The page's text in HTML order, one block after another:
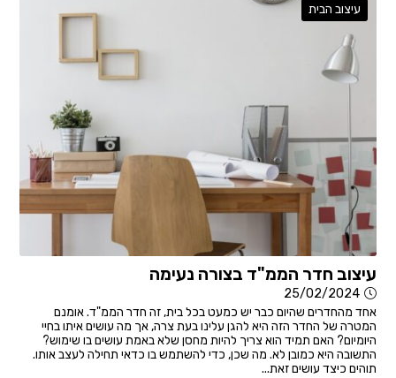
עיצוב הבית
עיצוב חדר הממ"ד בצורה נעימה
25/02/2024
אחד מהחדרים שהיום כבר יש כמעט בכל בית, זה חדר הממ"ד. אומנם
המטרה של החדר הזה היא להגן עלינו בעת צרה, אך מה עושים איתו בחיי
היומיום? האם תמיד הוא צריך להיות מחסן שלא באמת עושים בו שימוש?
התשובה היא כמובן לא. מה שכן, כדי להשתמש בו כדאי תחילה לעצב אותו.
תוהים כיצד עושים זאת...